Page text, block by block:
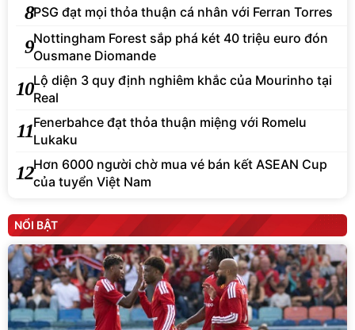
8PSG đạt mọi thỏa thuận cá nhân với Ferran Torres
9Nottingham Forest sắp phá két 40 triệu euro đón
Ousmane Diomande
10Lộ diện 3 quy định nghiêm khắc của Mourinho tại
Real
11Fenerbahce đạt thỏa thuận miệng với Romelu
Lukaku
12Hơn 6000 người chờ mua vé bán kết ASEAN Cup
của tuyển Việt Nam
NỔI BẬT